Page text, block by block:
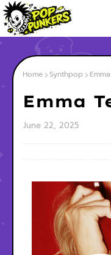
Home Synthpop
Emma
June 22, 2025